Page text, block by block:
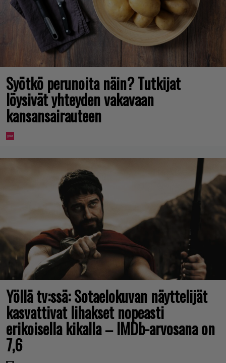
Syötkö perunoita näin? Tutkijat
löysivät yhteyden vakavaan
kansansairauteen
Yöllä tv:ssä: Sotaelokuvan näyttelijät
kasvattivat lihakset nopeasti
erikoisella kikalla – IMDb-arvosana on
7,6